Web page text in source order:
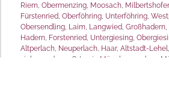
Riem,Obermenzing, Moosach,
Fürstenried,Oberföhring, Unterföhring,
Obersendling, Laim, Langwied,Großhadern,
Hadern, Forstenried, Untergiesing,
Altperlach, Neuperlach, Haar,Altstadt-Lehel
vielen anderen Orten in München und um